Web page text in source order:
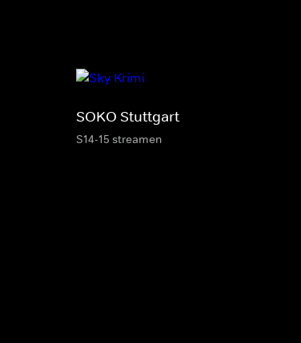
SOKO Stuttgart
S14-15 streamen